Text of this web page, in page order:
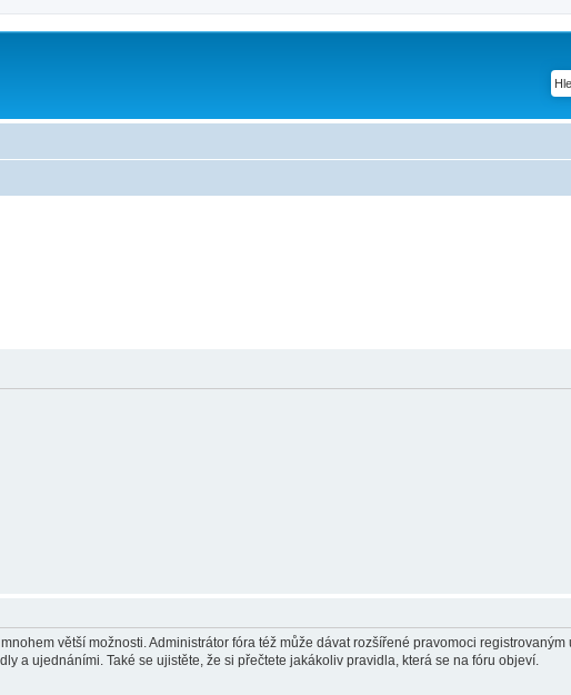
větší možnosti. Administrátor fóra též může dávat rozšířené pravomoci
a ujednáními. Také se ujistěte, že si přečtete jakákoliv pravidla, která se na fóru objeví.